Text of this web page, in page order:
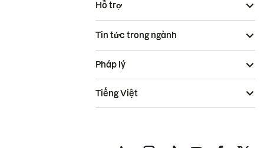
Hỗ trợ
Tin tức trong ngành
Pháp lý
Tiếng Việt